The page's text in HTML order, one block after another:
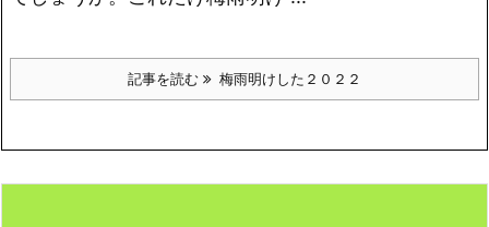
記事を読む 梅雨明けした２０２２